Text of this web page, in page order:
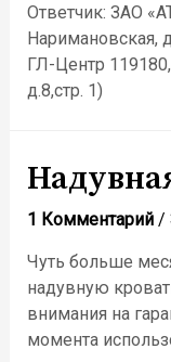
Ответчик: ЗАО
Наримановская,
ГЛ-Центр
д.8,стр. 1)
1 Комментарий /
Чуть больше
надувную
внимания на
момента